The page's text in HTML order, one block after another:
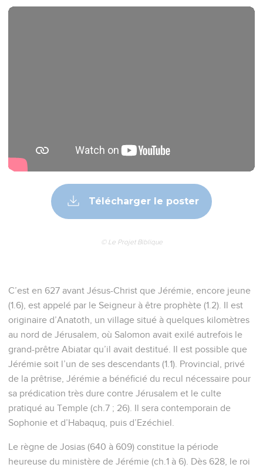
Télécharger le poster
© Le Projet Biblique
C’est en 627 avant Jésus-Christ que Jérémie, encore jeune
(1.6), est appelé par le Seigneur à être prophète (1.2). Il est
originaire d’Anatoth, un village situé à quelques kilomètres
au nord de Jérusalem, où Salomon avait exilé autrefois le
grand-prêtre Abiatar qu’il avait destitué. Il est possible que
Jérémie soit l’un de ses descendants (1.1). Provincial, privé
de la prêtrise, Jérémie a bénéficié du recul nécessaire pour
sa prédication très dure contre Jérusalem et le culte
pratiqué au Temple (ch.7 ; 26). Il sera contemporain de
Sophonie et d’Habaquq, puis d’Ezéchiel.
Le règne de Josias (640 à 609) constitue la période
heureuse du ministère de Jérémie (ch.1 à 6). Dès 628, le roi